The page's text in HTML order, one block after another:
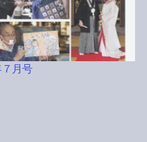
月号